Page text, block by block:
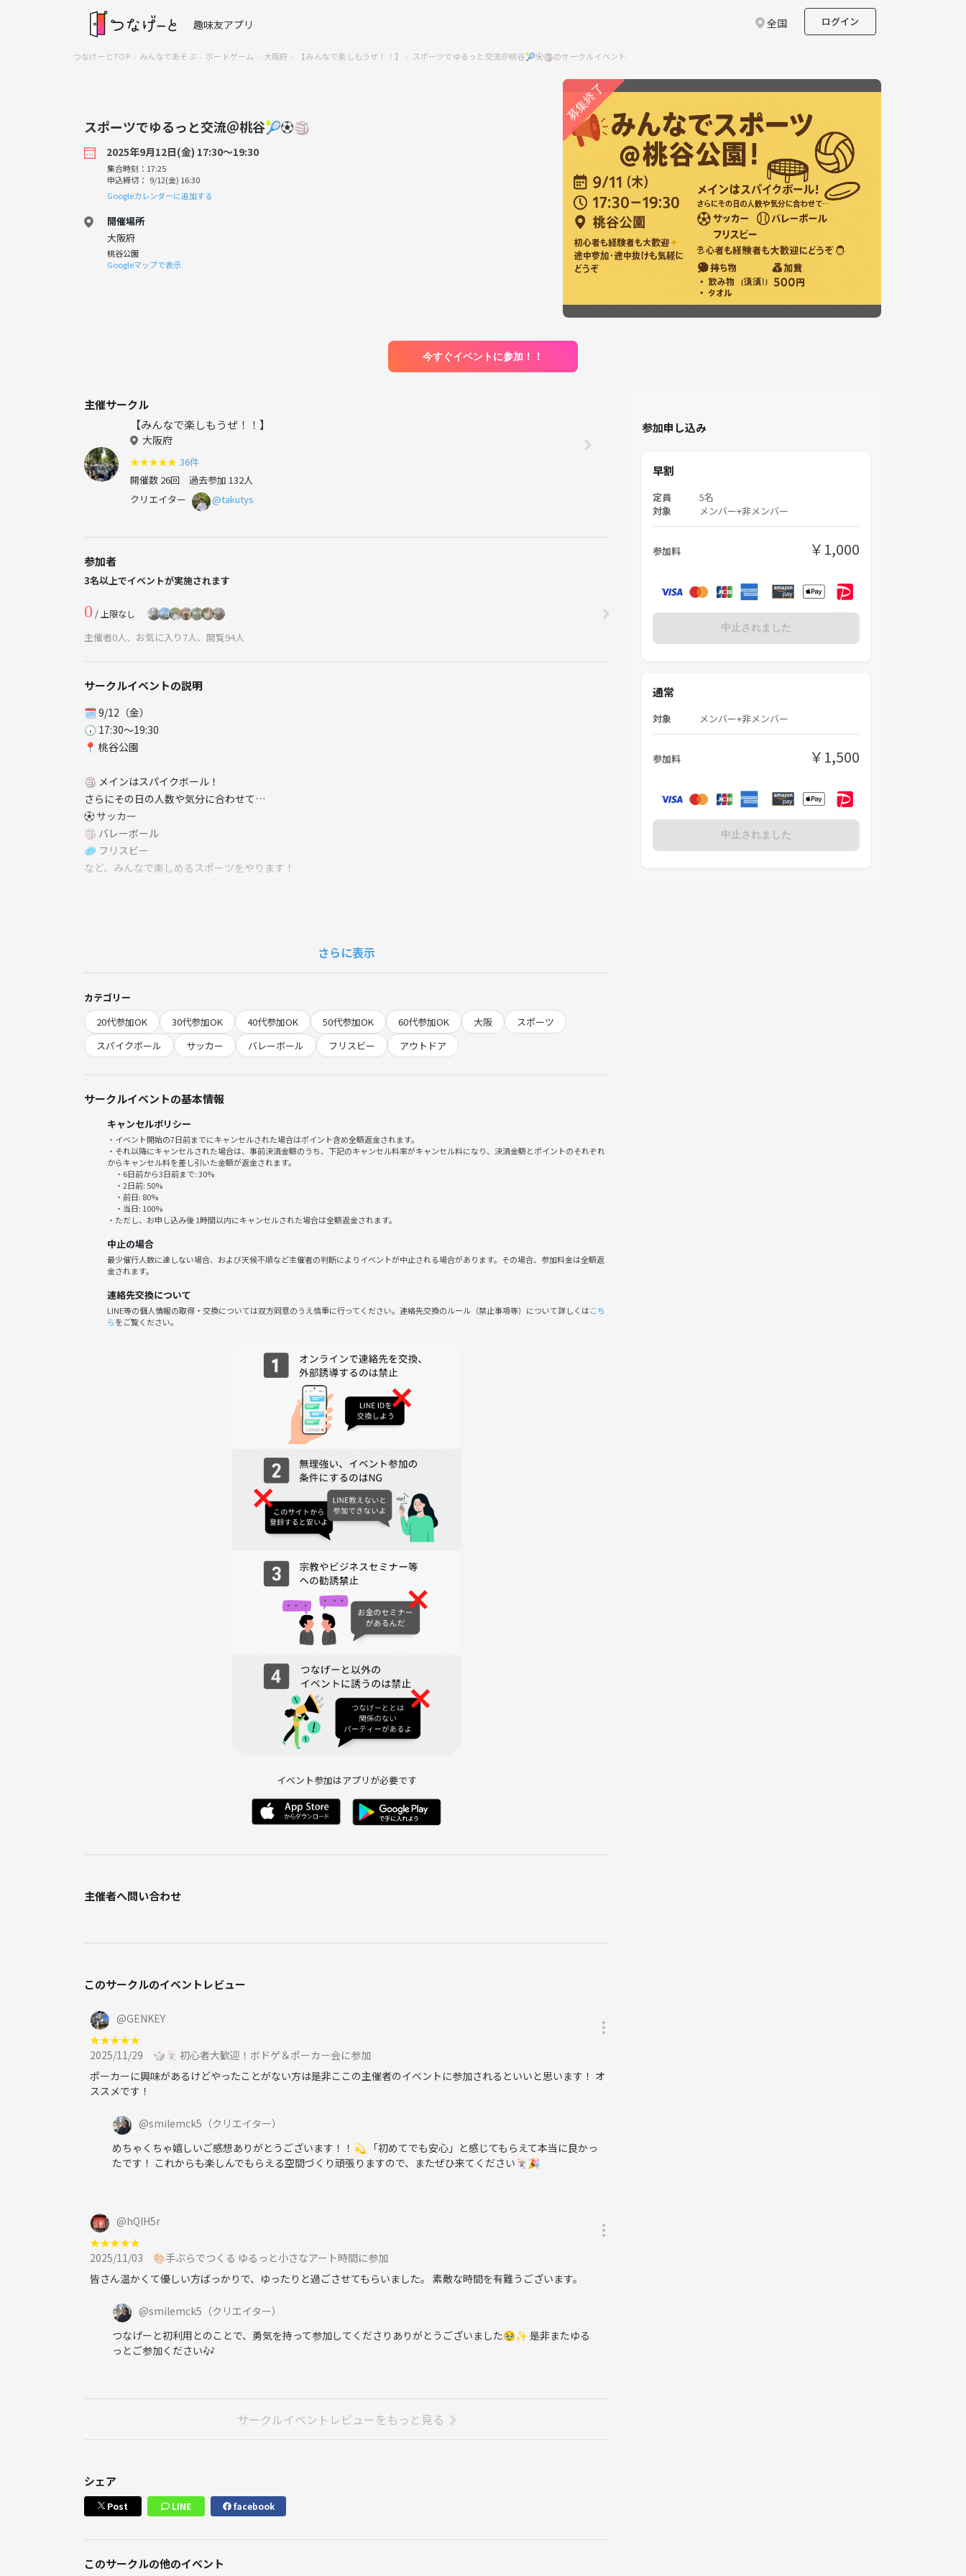
趣味友アプリ 全国 ログイン
つなげーとTOP みんなであそぶ ボードゲーム 大阪府 【みんなで楽しもうぜ！！】 スポーツでゆるっと交流＠桃谷🎾⚽️🏐のサークルイベント
スポーツでゆるっと交流＠桃谷🎾⚽️🏐
2025年9月12日(金) 17:30〜19:30
集合時刻：17:25
申込締切： 9/12(金) 16:30
Googleカレンダーに追加する
開催場所
大阪府
桃谷公園
Googleマップで表示
今すぐイベントに参加！！
主催サークル
【みんなで楽しもうぜ！！】
大阪府
★★★★★ 36件
開催数 26回 過去参加 132人
クリエイター
@takutys
参加者
3名以上でイベントが実施されます
0 / 上限なし
主催者0人、お気に入り7人、閲覧94人
サークルイベントの説明
🗓 9/12（金）
🕠 17:30〜19:30
📍 桃谷公園
🏐 メインはスパイクボール！
さらにその日の人数や気分に合わせて…
⚽ サッカー
🏐 バレーボール
🥏 フリスビー
など、みんなで楽しめるスポーツをやります！
・動きやすい服・靴
・飲み物（必須！）
・タオル
※道具はこちらで用意します！
500円
「ちょっと体を動かしたい！」
そんな方にぴったりのイベントです😊
さらに表示
カテゴリー
20代参加OK
30代参加OK 40代参加OK 50代参加OK 60代参加OK 大阪
スポーツ
スパイクボール
サッカー バレーボール フリスビー アウトドア
サークルイベントの基本情報
キャンセルポリシー
・イベント開始の7日前までにキャンセルされた場合はポイント含め全額返金されます。
・それ以降にキャンセルされた場合は、事前決済金額のうち、下記のキャンセル料率がキャンセル料になり、決済金額とポイントのそれぞれ
からキャンセル料を差し引いた金額が返金されます。
・6日前から3日前まで: 30%
・2日前: 50%
・前日: 80%
・当日: 100%
・ただし、お申し込み後 1時間以内にキャンセルされた場合は全額返金されます。
中止の場合
最少催行人数に達しない場合、および天候不順など主催者の判断によりイベントが中止される場合があります。その場合、参加料金は全額返
金されます。
連絡先交換について
LINE等の個人情報の取得・交換については双方同意のうえ慎重に行ってください。連絡先交換のルール（禁止事項等）について詳しくはこち
らをご覧ください。
イベント参加はアプリが必要です
主催者へ問い合わせ
このサークルのイベントレビュー
@GENKEY
★★★★★
2025/11/29
🎲🃏 初心者大歓迎！ボドゲ＆ポーカー会に参加
ポーカーに興味があるけどやったことがない方は是非ここの主催者のイベントに参加されるといいと思います！ オ
ススメです！
@smilemck5 （クリエイター）
めちゃくちゃ嬉しいご感想ありがとうございます！！💫 「初めてでも安心」と感じてもらえて本当に良かっ
たです！ これからも楽しんでもらえる空間づくり頑張りますので、またぜひ来てください🃏🎉
@hQlH5r
★★★★★
2025/11/03
🎨手ぶらでつくる ゆるっと小さなアート時間に参加
皆さん温かくて優しい方ばっかりで、ゆったりと過ごさせてもらいました。 素敵な時間を有難うございます。
@smilemck5 （クリエイター）
つなげーと初利用とのことで、勇気を持って参加してくださりありがとうございました🥹✨ 是非またゆる
っとご参加ください🎶
サークルイベントレビューをもっと見る
シェア
Post LINE facebook
このサークルの他のイベント
参加申し込み
早割
定員 5名
対象 メンバー+非メンバー
参加料 ￥1,000
中止されました
通常
対象 メンバー+非メンバー
参加料 ￥1,500
中止されました